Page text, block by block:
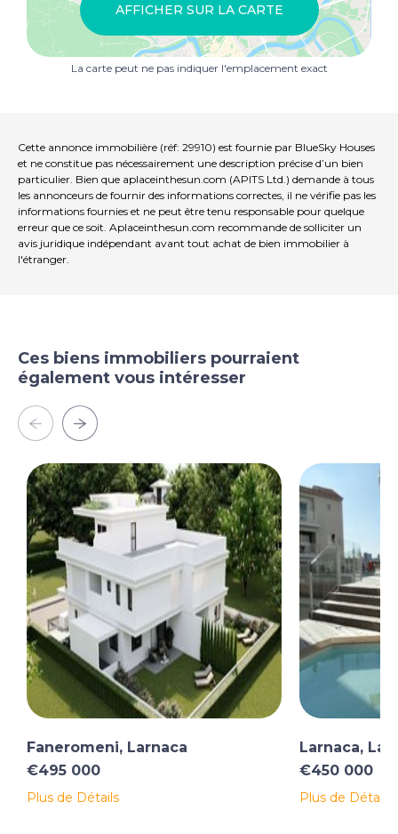
AFFICHER SUR LA CARTE
La carte peut ne pas indiquer l'emplacement exact
Cette annonce immobilière (réf: 29910) est fournie par BlueSky Houses
et ne constitue pas nécessairement une description précise d’un bien
particulier. Bien que aplaceinthesun.com (APITS Ltd.) demande à tous
les annonceurs de fournir des informations correctes, il ne vérifie pas les
informations fournies et ne peut être tenu responsable pour quelque
erreur que ce soit. Aplaceinthesun.com recommande de solliciter un
avis juridique indépendant avant tout achat de bien immobilier à
l'étranger.
Ces biens immobiliers pourraient
également vous intéresser
Faneromeni, Larnaca
€495 000
Plus de Détails
Larnaca,
€450 000
Plus de Détails